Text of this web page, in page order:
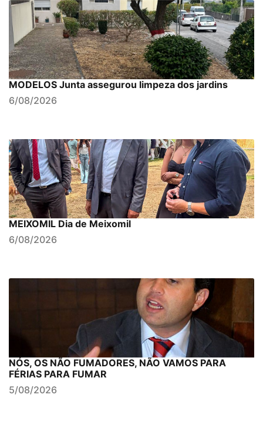
MODELOS Junta assegurou limpeza dos jardins
6/08/2026
MEIXOMIL Dia de Meixomil
6/08/2026
NÓS, OS NÃO FUMADORES, NÃO VAMOS PARA
FÉRIAS PARA FUMAR
5/08/2026